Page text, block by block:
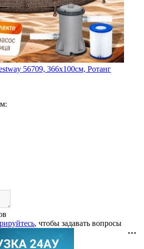
56709, 366х100см, Ротанг
, чтобы задавать вопросы